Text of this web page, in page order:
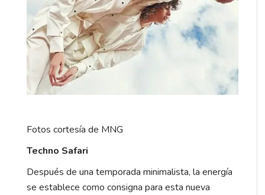
Fotos cortesía de MNG
Techno Safari
Después de una temporada minimalista, la energía
se establece como consigna para esta nueva